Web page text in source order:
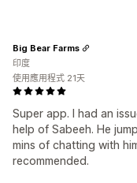
Super app. I had an
help of Sabeeh. He
mins of chatting with
recommended.
Big Bear Farms
印度
使用應用程式 21天